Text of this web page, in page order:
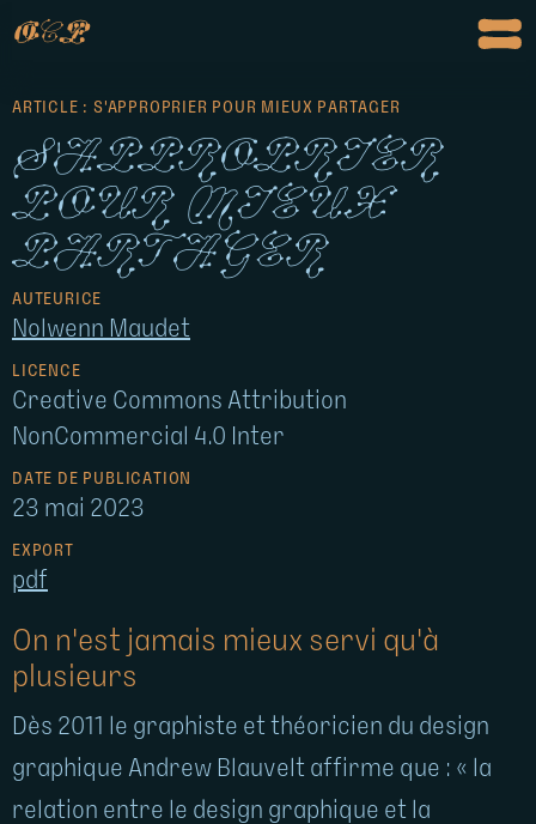
ocp
ARTICLE : S'APPROPRIER POUR MIEUX PARTAGER
S'approprier
pour mieux
partager
AUTEURICE
Nolwenn Maudet
LICENCE
Creative Commons Attribution
NonCommercial 4.0 Inter
DATE DE PUBLICATION
23 mai 2023
EXPORT
pdf
On n'est jamais mieux servi qu'à
plusieurs
Dès 2011 le graphiste et théoricien du design
graphique Andrew Blauvelt affirme que : « la
relation entre le design graphique et la